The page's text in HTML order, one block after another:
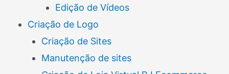
Edição de Vídeos
Criação de Logo
Criação de Sites
Manutenção de sites